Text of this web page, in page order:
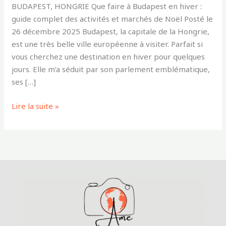
BUDAPEST, HONGRIE Que faire à Budapest en hiver :
guide complet des activités et marchés de Noël Posté le
26 décembre 2025 Budapest, la capitale de la Hongrie,
est une très belle ville européenne à visiter. Parfait si
vous cherchez une destination en hiver pour quelques
jours. Elle m’a séduit par son parlement emblématique,
ses […]
Lire la suite »